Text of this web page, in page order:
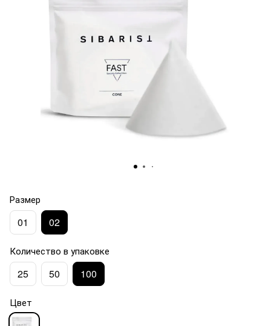
Размер
01 02
Количество в упаковке
25 50 100
Цвет